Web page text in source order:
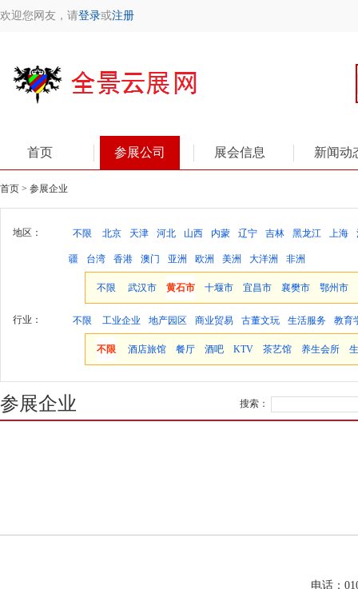
欢迎您网友，请登录或注册
首页 参展公司 展会信息 新闻动
首页 > 参展企业
地区： 不限 北京 天津 河北 山西 内蒙 辽宁 吉林 黑龙江 上海
疆 台湾 香港 澳门 亚洲 欧洲 美洲 大洋洲 非洲
不限 武汉市 黄石市 十堰市 宜昌市 襄樊市 鄂州市
行业： 不限 工业企业 地产园区 商业贸易 古董文玩 生活服务 教育
不限 酒店旅馆 餐厅 酒吧 KTV 茶艺馆 养生会所
参展企业 搜索：
电话：